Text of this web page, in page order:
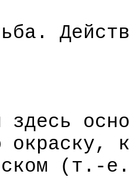
окраску,
(т.-